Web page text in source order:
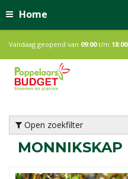
Home
Vandaag geopend van 09:00t/m 18:00
Open zoekfilter
MONNIKSKAP